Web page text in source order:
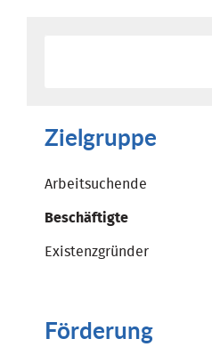
Zielgruppe
Arbeitsuchende
Beschäftigte
Existenzgründer
Förderung